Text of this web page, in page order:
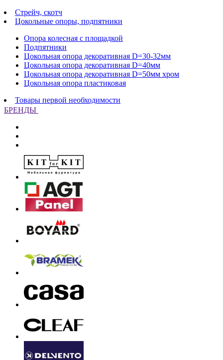
Стрейч, скотч
Цокольные опоры, подпятники
Опора колесная с площадкой
Подпятники
Цокольная опора декоративная D=30-32мм
Цокольная опора декоративная D=40мм
Цокольная опора декоративная D=50мм хром
Цокольная опора пластиковая
Товары первой необходимости
БРЕНДЫ